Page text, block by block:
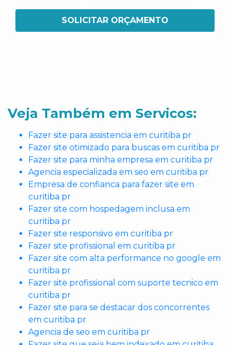
SOLICITAR ORÇAMENTO
Veja Também em Servicos:
Fazer site para assistencia em curitiba pr
Fazer site otimizado para buscas em curitiba pr
Fazer site para minha empresa em curitiba pr
Agencia especializada em seo em curitiba pr
Empresa de confianca para fazer site em
curitiba pr
Fazer site com hospedagem inclusa em
curitiba pr
Fazer site responsivo em curitiba pr
Fazer site profissional em curitiba pr
Fazer site com alta performance no google em
curitiba pr
Fazer site profissional com suporte tecnico em
curitiba pr
Fazer site para se destacar dos concorrentes
em curitiba pr
Agencia de seo em curitiba pr